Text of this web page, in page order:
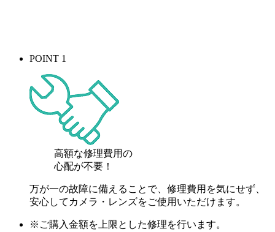
POINT 1
高額な修理費用の
心配が不要！
万が一の故障に備えることで、修理費用を気にせず、
安心してカメラ・レンズをご使用いただけます。
※ご購入金額を上限とした修理を行います。